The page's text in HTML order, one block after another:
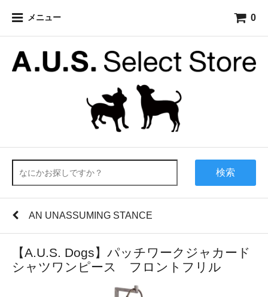
メニュー 0
検索
AN UNASSUMING STANCE
【A.U.S. Dogs】パッチワークジャカード
シャツワンピース フロントフリル